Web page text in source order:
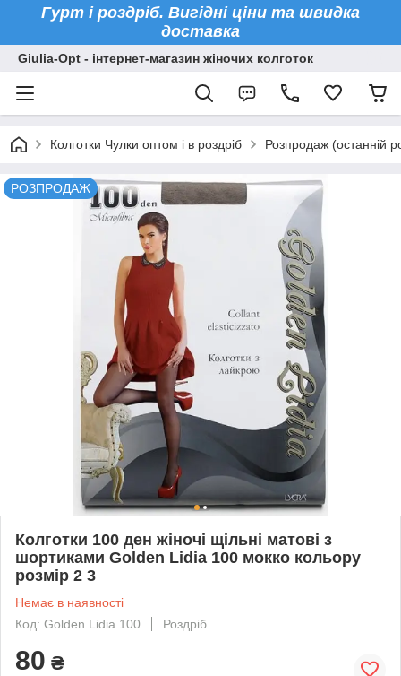
Гурт і роздріб. Вигідні ціни та швидка
доставка
Giulia-Opt - інтернет-магазин жіночих колготок
Колготки Чулки оптом і в роздріб Розпродаж (останній
РОЗПРОДАЖ
Колготки 100 ден жіночі щільні матові з
шортиками Golden Lidia 100 мокко кольору
розмір 2 3
Немає в наявності
Код: Golden Lidia 100
Роздріб
80 ₴